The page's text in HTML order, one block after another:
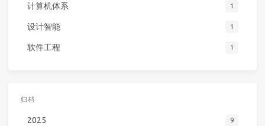
计算机体系 1
设计智能 1
软件工程 1
归档
2025 9